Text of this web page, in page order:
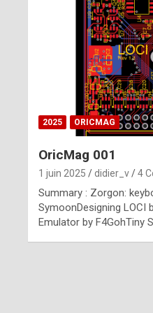
2025 ORICMAG
OricMag 001
1 juin 2025 didier_v 4
Summary : Zorgon:
SymoonDesigning LOCI
Emulator by F4GohTiny